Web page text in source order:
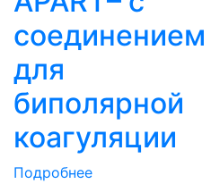
соединением
для
биполярной
коагуляции
Подробнее